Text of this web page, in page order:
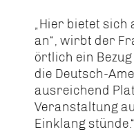
Hier bietet sich
an“, wirbt der
örtlich ein
die Deutsch-
ausreichend
Veranstaltung
Einklang stünde.“